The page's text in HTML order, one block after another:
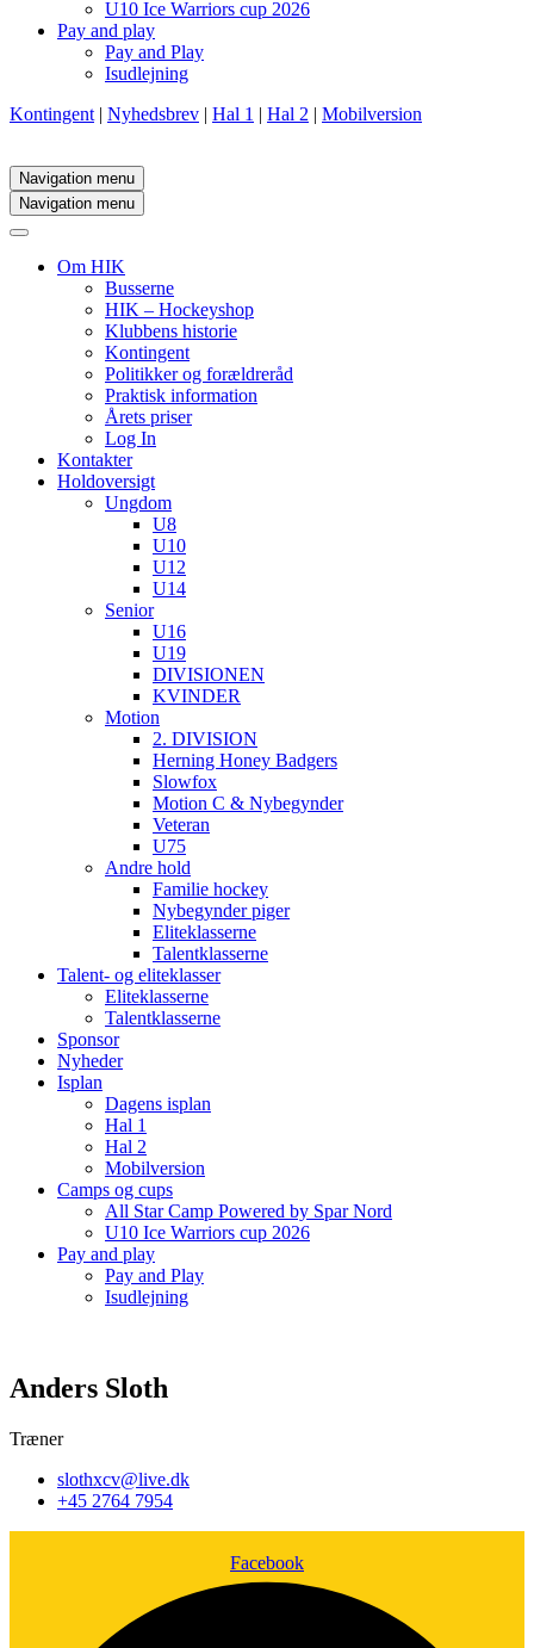
U10 Ice Warriors cup 2026
Pay and play
Pay and Play
Isudlejning
Kontingent | Nyhedsbrev | Hal 1 | Hal 2 | Mobilversion
Navigation menu
Navigation menu
Om HIK
Busserne
HIK – Hockeyshop
Klubbens historie
Kontingent
Politikker og forældreråd
Praktisk information
Årets priser
Log In
Kontakter
Holdoversigt
Ungdom
U8
U10
U12
U14
Senior
U16
U19
DIVISIONEN
KVINDER
Motion
2. DIVISION
Herning Honey Badgers
Slowfox
Motion C & Nybegynder
Veteran
U75
Andre hold
Familie hockey
Nybegynder piger
Eliteklasserne
Talentklasserne
Talent- og eliteklasser
Eliteklasserne
Talentklasserne
Sponsor
Nyheder
Isplan
Dagens isplan
Hal 1
Hal 2
Mobilversion
Camps og cups
All Star Camp Powered by Spar Nord
U10 Ice Warriors cup 2026
Pay and play
Pay and Play
Isudlejning
Anders Sloth
Træner
slothxcv@live.dk
+45 2764 7954
Facebook